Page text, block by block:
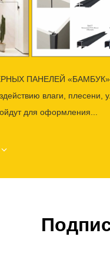
ПАНЕЛЕЙ «БАМБУК»
влаги, плесени,
для оформления...